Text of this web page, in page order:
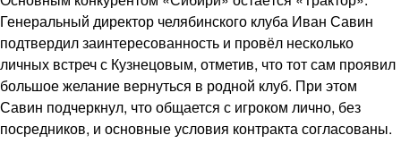
Генеральный директор челябинского клуба Иван Савин
подтвердил заинтересованность и провёл несколько
личных встреч с Кузнецовым, отметив, что тот сам проявил
большое желание вернуться в родной клуб. При этом
Савин подчеркнул, что общается с игроком лично, без
посредников, и основные условия контракта согласованы.